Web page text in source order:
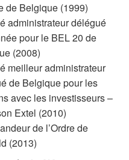
de Belgique (1999)
administrateur délégué
pour le BEL 20 de
(2008)
meilleur administrateur
de Belgique pour les
avec les investisseurs –
Extel (2010)
de l’Ordre de
(2013)